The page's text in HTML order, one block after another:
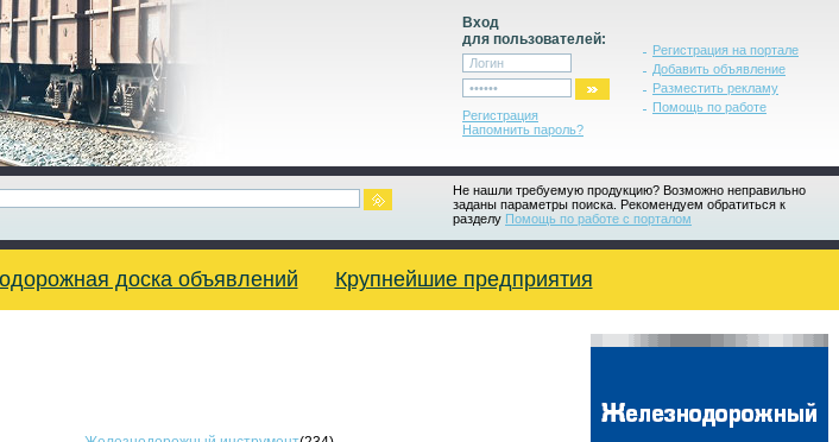
Вход
для пользователей:
Регистрация
Напомнить пароль?
Регистрация на портале
Добавить объявление
Разместить рекламу
Помощь по работе
Не нашли требуемую продукцию? Возможно неправильно
заданы параметры поиска. Рекомендуем обратиться к
разделу Помощь по работе с порталом
доска объявлений Крупнейшие предприятия